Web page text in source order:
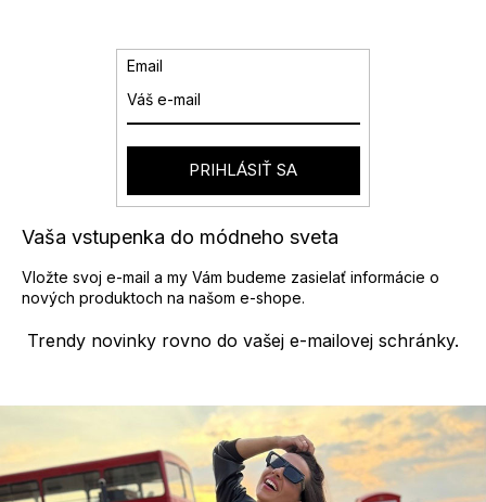
v
k
y
ý
i
u
v
e
Trendy novinky rovno do vašej e-mailovej schránky.
Vaša vstupenka do módneho sveta
Vložte svoj e-mail a my Vám budeme zasielať informácie o
nových produktoch na našom e-shope.
Email
PRIHLÁSIŤ SA